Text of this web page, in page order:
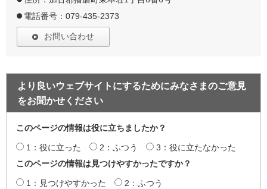
電話番号：079-435-2373
お問い合わせ
より良いウェブサイトにするためにみなさまのご意見
をお聞かせください
このページの情報は役に立ちましたか？
1：役に立った 2：ふつう
3：役に立たなかった
このページの情報は見つけやすかったですか？
1：見つけやすかった
2：ふつう